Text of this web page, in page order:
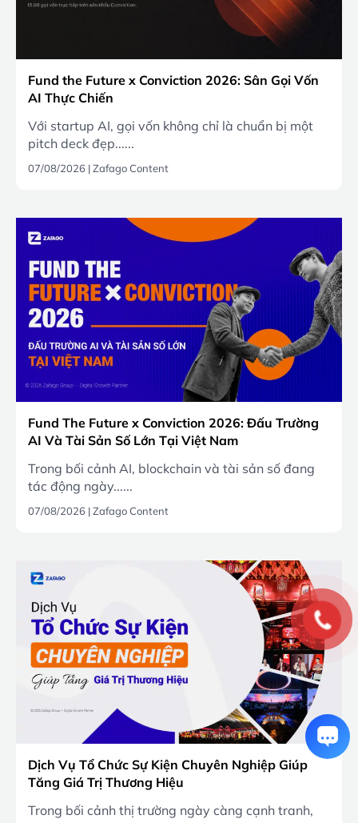
Fund the Future x Conviction 2026: Sân Gọi Vốn
AI Thực Chiến
Với startup AI, gọi vốn không chỉ là chuẩn bị một
pitch deck đẹp......
07/08/2026 |Zafago Content
Fund The Future x Conviction 2026: Đấu Trường
AI Và Tài Sản Số Lớn Tại Việt Nam
Trong bối cảnh AI, blockchain và tài sản số đang
tác động ngày......
07/08/2026 |Zafago Content
Dịch Vụ Tổ Chức Sự Kiện Chuyên Nghiệp Giúp
Tăng Giá Trị Thương Hiệu
Trong bối cảnh thị trường ngày càng cạnh tranh,